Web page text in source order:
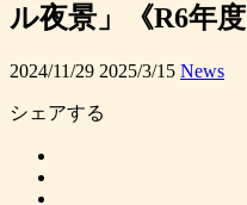
ル夜景」《R6年度
2024/11/29 2025/3/15 News
シェアする